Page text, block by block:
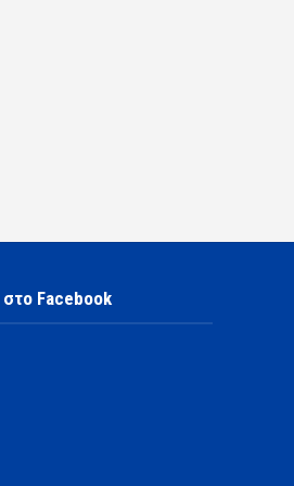
στο Facebook